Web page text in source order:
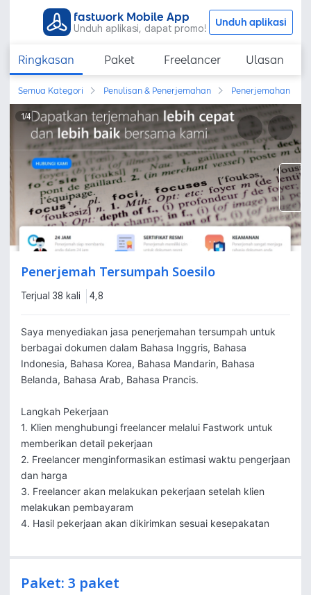
fastwork Mobile App
Unduh aplikasi, dapat promo! Unduh aplikasi
Ringkasan Paket Freelancer Ulasan
Semua Kategori Penulisan & Penerjemahan Penerjemahan
1/4
Penerjemah Tersumpah Soesilo
Terjual 38 kali 4,8
Saya menyediakan jasa penerjemahan tersumpah untuk
berbagai dokumen dalam Bahasa Inggris, Bahasa
Indonesia, Bahasa Korea, Bahasa Mandarin, Bahasa
Belanda, Bahasa Arab, Bahasa Prancis.
Langkah Pekerjaan
1. Klien menghubungi freelancer melalui Fastwork untuk
memberikan detail pekerjaan
2. Freelancer menginformasikan estimasi waktu pengerjaan
dan harga
3. Freelancer akan melakukan pekerjaan setelah klien
melakukan pembayaram
4. Hasil pekerjaan akan dikirimkan sesuai kesepakatan
Paket: 3 paket